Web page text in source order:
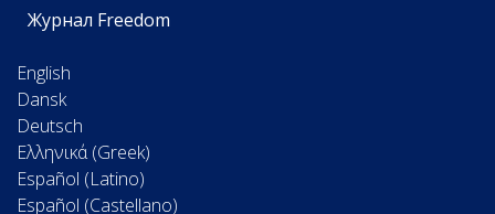
Журнал Freedom
English
Dansk
Deutsch
Ελληνικά (Greek)
Español (Latino)
Español (Castellano)